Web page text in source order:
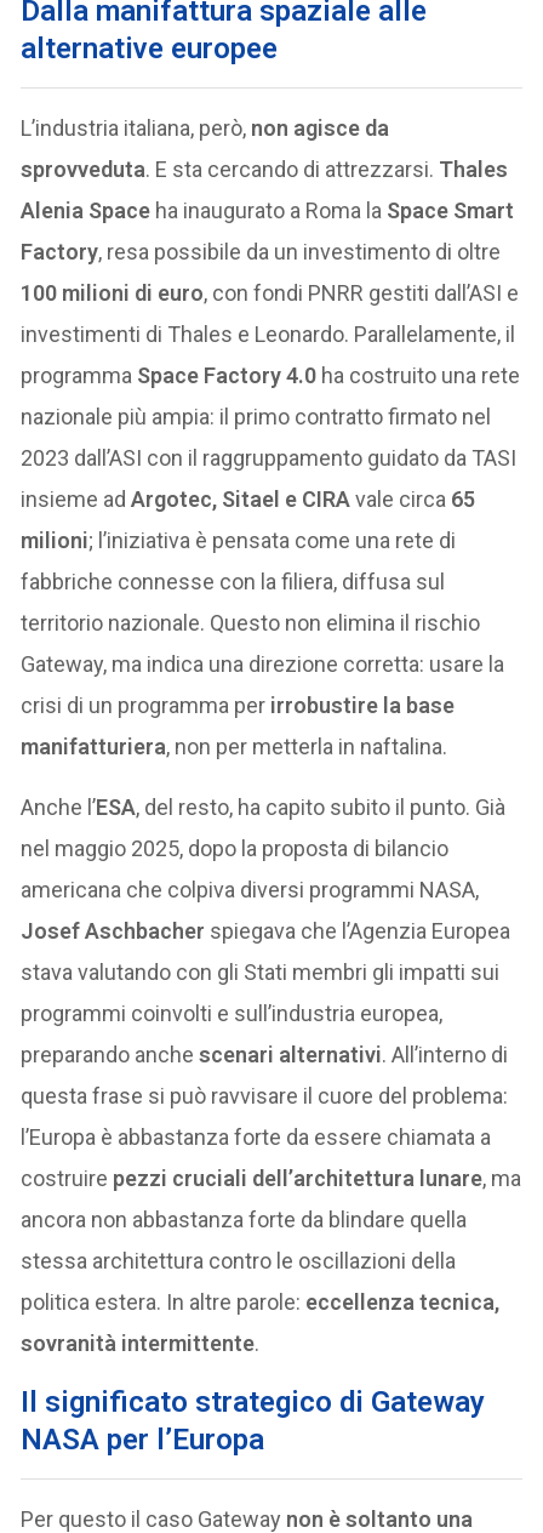
Dalla manifattura spaziale alle
alternative europee
L’industria italiana, però, non agisce da
sprovveduta. E sta cercando di attrezzarsi. Thales
Alenia Space ha inaugurato a Roma la Space Smart
Factory, resa possibile da un investimento di oltre
100 milioni di euro, con fondi PNRR gestiti dall’ASI e
investimenti di Thales e Leonardo. Parallelamente, il
programma Space Factory 4.0 ha costruito una rete
nazionale più ampia: il primo contratto firmato nel
2023 dall’ASI con il raggruppamento guidato da TASI
insieme adArgotec, Sitael e CIRAvale circa 65
milioni; l’iniziativa è pensata come una rete di
fabbriche connesse con la filiera, diffusa sul
territorio nazionale. Questo non elimina il rischio
Gateway, ma indica una direzione corretta: usare la
crisi di un programma per irrobustire la base
manifatturiera, non per metterla in naftalina.
Anche l’ESA, del resto, ha capito subito il punto. Già
nel maggio 2025, dopo la proposta di bilancio
americana che colpiva diversi programmi NASA,
Josef Aschbacher spiegava che l’Agenzia Europea
stava valutando con gli Stati membri gli impatti sui
programmi coinvolti e sull’industria europea,
preparando anchescenari alternativi. All’interno di
questa frase si può ravvisare il cuore del problema:
l’Europa è abbastanza forte da essere chiamata a
costruire pezzi cruciali dell’architettura lunare, ma
ancora non abbastanza forte da blindare quella
stessa architettura contro le oscillazioni della
politica estera. In altre parole: eccellenza tecnica,
sovranità intermittente.
Il significato strategico di Gateway
NASA per l’Europa
Per questo il caso Gateway non è soltanto una